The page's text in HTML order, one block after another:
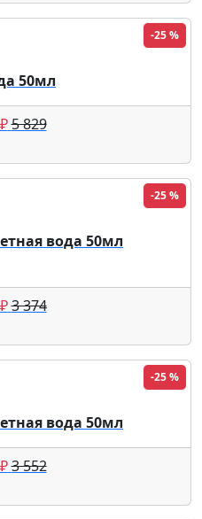
-25 %
50мл
5 829
-25 %
вода 50мл
₽3 374
-25 %
вода 50мл
3 552